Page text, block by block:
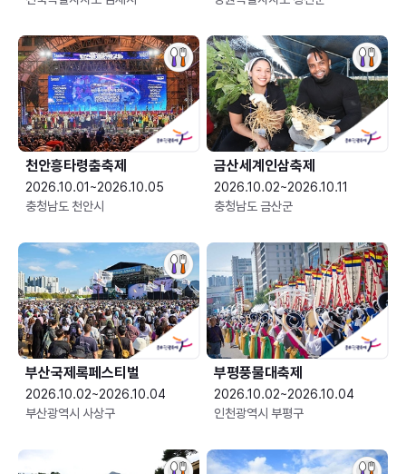
천안흥타령춤축제
2026.10.01~2026.10.05
충청남도 천안시
금산세계인삼축제
2026.10.02~2026.10.11
충청남도 금산군
부산국제록페스티벌
2026.10.02~2026.10.04
부산광역시 사상구
부평풍물대축제
2026.10.02~2026.10.04
인천광역시 부평구